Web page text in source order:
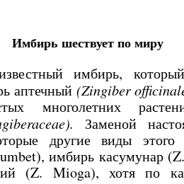
Имбирь шествует по миру
имбирь, который
аптечный (Zingiber
многолетних
Заменой
другие виды
имбирь касумунар
(Z. Mioga), хотя по